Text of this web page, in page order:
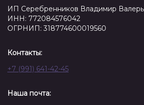
ИП Серебренников Владимир
ИНН: 772084576042
ОГРНИП: 318774600019560
Контакты:
+7 (991) 641-42-45
Наша почта: